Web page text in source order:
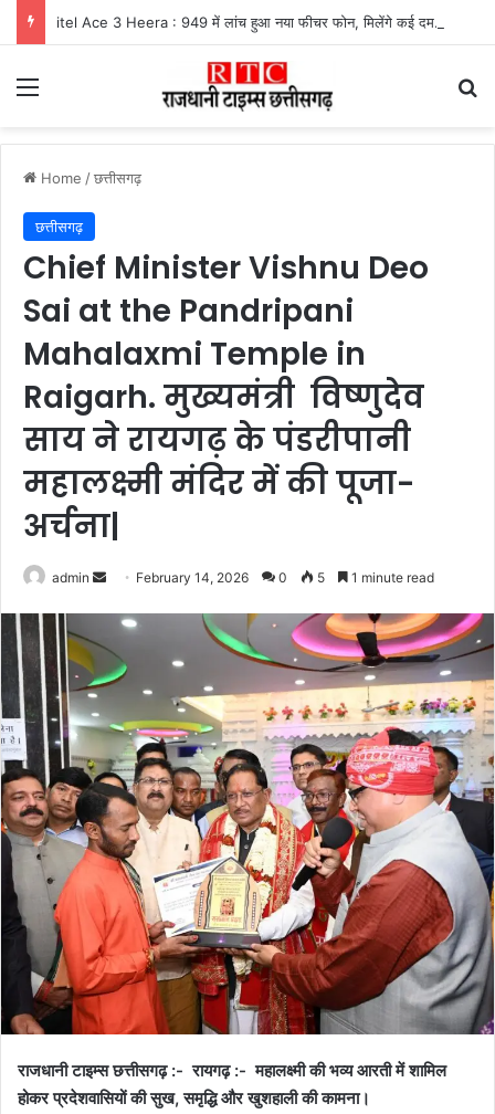
itel Ace 3 Heera : 949 में लांच हुआ नया फीचर फोन, मिलेंगे कई दमदार फीचर्स
Menu
Home /छत्तीसगढ़
छत्तीसगढ़
Chief Minister Vishnu Deo
Sai at the Pandripani
Mahalaxmi Temple in
Raigarh. मुख्यमंत्री विष्णुदेव
साय ने रायगढ़ के पंडरीपानी
महालक्ष्मी मंदिर में की पूजा-
अर्चना|
admin
Send
email
February 14, 2026 0 5 1 minute read
राजधानी टाइम्स छत्तीसगढ़ :- रायगढ़ :- महालक्ष्मी की भव्य आरती में शामिल
होकर प्रदेशवासियों की सुख, समृद्धि और खुशहाली की कामना।